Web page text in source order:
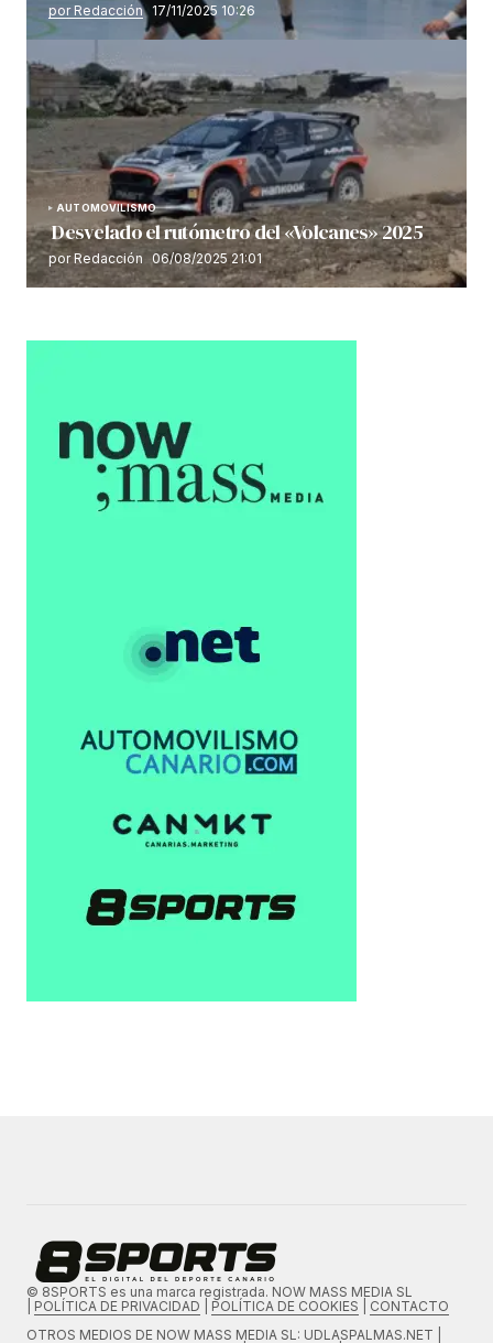
por Redacción 17/11/2025 10:26
AUTOMOVILISMO
Desvelado el rutómetro del «Volcanes» 2025
por Redacción 06/08/2025 21:01
© 8SPORTS es una marca registrada. NOW MASS MEDIA SL
POLÍTICA DE PRIVACIDAD POLÍTICA DE COOKIES
CONTACTO
OTROS MEDIOS DE NOW MASS MEDIA SL: UDLASPALMAS.NET |